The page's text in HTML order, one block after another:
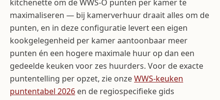
kitchenette om de WWS-O punten per kamer te
maximaliseren — bij kamerverhuur draait alles om de
punten, en in deze configuratie levert een eigen
kookgelegenheid per kamer aantoonbaar meer
punten én een hogere maximale huur op dan een
gedeelde keuken voor zes huurders. Voor de exacte
puntentelling per opzet, zie onzeWWS-keuken
puntentabel 2026 en de regiospecifieke gids